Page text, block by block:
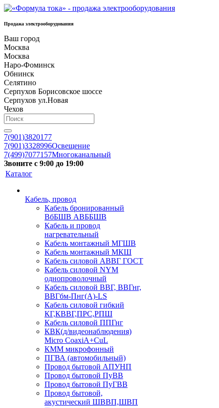
Продажа электрооборудования
Ваш город
Москва
Москва
Наро-Фоминск
Обнинск
Селятино
Серпухов Борисовское шоссе
Серпухов ул.Новая
Чехов
7(901)3820177
7(901)3328996Освещение
7(499)7077157Многоканальный
Звоните с 9:00 до 19:00
Каталог
Кабель, провод
Кабель бронированный
ВбБШВ АВББШВ
Кабель и провод
нагревательный
Кабель монтажный МГШВ
Кабель монтажный МКШ
Кабель силовой АВВГ ГОСТ
Кабель силовой NYM
однопроволочный
Кабель силовой ВВГ, ВВГнг,
ВВГбм-Пнг(А)-LS
Кабель силовой гибкий
КГ,КВВГ,ПРС,РПШ
Кабель силовой ППГнг
КВК(д/видеонаблюдения)
Micro CoaxiA+CuL
КММ микрофонный
ПГВА (автомобильный)
Провод бытовой АПУНП
Провод бытовой ПуВВ
Провод бытовой ПуГВВ
Провод бытовой,
акустический ШВВП,ШВП